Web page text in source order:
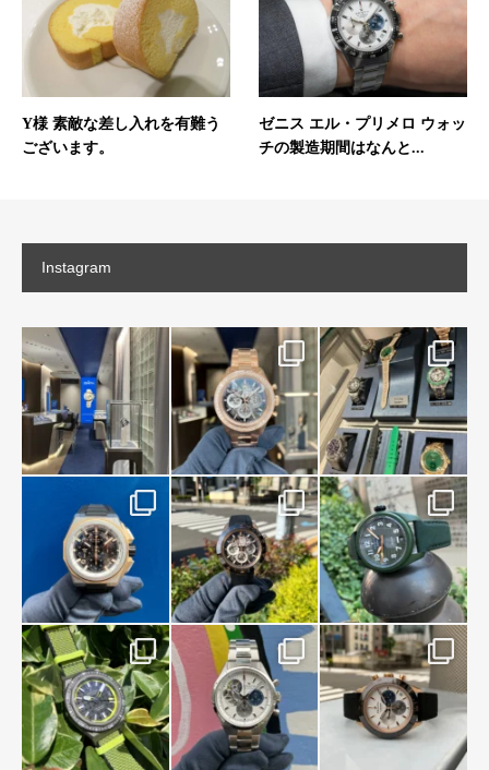
Y様 素敵な差し入れを有難う
ございます。
ゼニス エル・プリメロ ウォッ
チの製造期間はなんと...
Instagram